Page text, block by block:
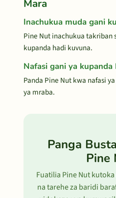
Mara
Inachukua muda gani
Pine Nut inachukua takriban
kupanda hadi kuvuna.
Nafasi gani ya kupanda
Panda Pine Nut kwa nafasi
ya mraba.
Panga
Pine
Fuatilia Pine Nut
na tarehe za baridi